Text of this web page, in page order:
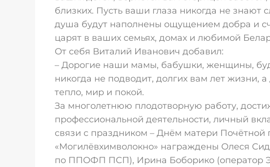
близких. Пусть ваши глаза никогда не знают
душа будут наполнены ощущением добра и
царят в ваших семьях, домах и любимой
От себя Виталий Иванович добавил:
– Дорогие наши мамы, бабушки, женщины,
никогда не подводит, долгих вам лет жизни,
тепло, мир и покой.
За многолетнюю плодотворную работу,
профессиональной деятельности, личный
связи с праздником – Днём матери
«Могилёвхимволокно» награждены Олеся
по ППОФП ПСП), Ирина Боборико (оператор